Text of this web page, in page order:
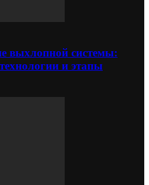
выхлопной системы:
и этапы